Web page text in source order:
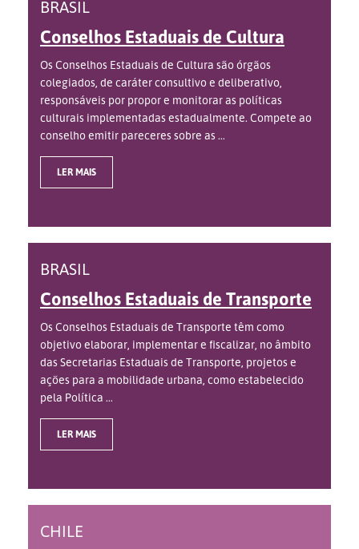
BRASIL
Conselhos Estaduais de Cultura
Os Conselhos Estaduais de Cultura são órgãos
colegiados, de caráter consultivo e deliberativo,
responsáveis por propor e monitorar as políticas
culturais implementadas estadualmente. Compete ao
conselho emitir pareceres sobre as ...
LER MAIS
BRASIL
Conselhos Estaduais de Transporte
Os Conselhos Estaduais de Transporte têm como
objetivo elaborar, implementar e fiscalizar, no âmbito
das Secretarias Estaduais de Transporte, projetos e
ações para a mobilidade urbana, como estabelecido
pela Política ...
LER MAIS
CHILE